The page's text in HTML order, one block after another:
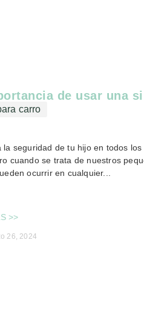
de usar una
carro
la seguridad de tu hijo en todos
cuando se trata de nuestros
ocurrir en cualquier...
>>
26, 2024